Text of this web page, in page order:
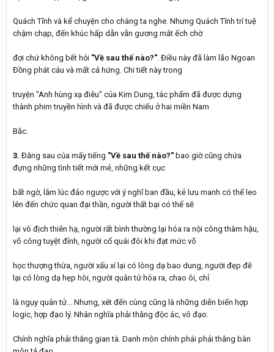
Quách Tĩnh và kể chuyện cho chàng ta nghe. Nhưng Quách Tĩnh trí tuệ
chậm chạp, đến khúc hấp dẫn vẫn gương mắt ếch chờ
đợi chứ không bết hỏi "Về sau thế nào?". Điều này đã làm lão Ngoan
Đồng phát cáu và mất cả hứng. Chi tiết này trong
truyện "Anh hùng xạ điêu" của Kim Dung, tác phẩm đã được dựng
thành phim truyền hình và đã được chiếu ở hai miền Nam
Bắc.
3. Đằng sau của mấy tiếng "Về sau thế nào?" bao giờ cũng chứa
đựng những tình tiết mới mẻ, những kết cục
bất ngờ, lắm lúc đảo ngược với ý nghĩ ban đầu, kẻ lưu manh có thể leo
lên đến chức quan đại thần, người thất bại có thể sẽ
lại vô địch thiên hạ, người rất bình thường lại hóa ra nội công thâm hậu,
võ công tuyệt đỉnh, người cổ quái đôi khi đạt mức võ
học thượng thừa, người xấu xí lại có lòng dạ bao dung, người đẹp đẽ
lại có lòng dạ hẹp hòi, người quân tử hóa ra, chao ôi, chỉ
là ngụy quân tử... Nhưng, xét đến cùng cũng là những diễn biến hợp
logic, hợp đạo lý. Nhân nghĩa phải thắng độc ác, vô đạo.
Chính nghĩa phải thắng gian tà. Danh môn chính phái phải thắng bàn